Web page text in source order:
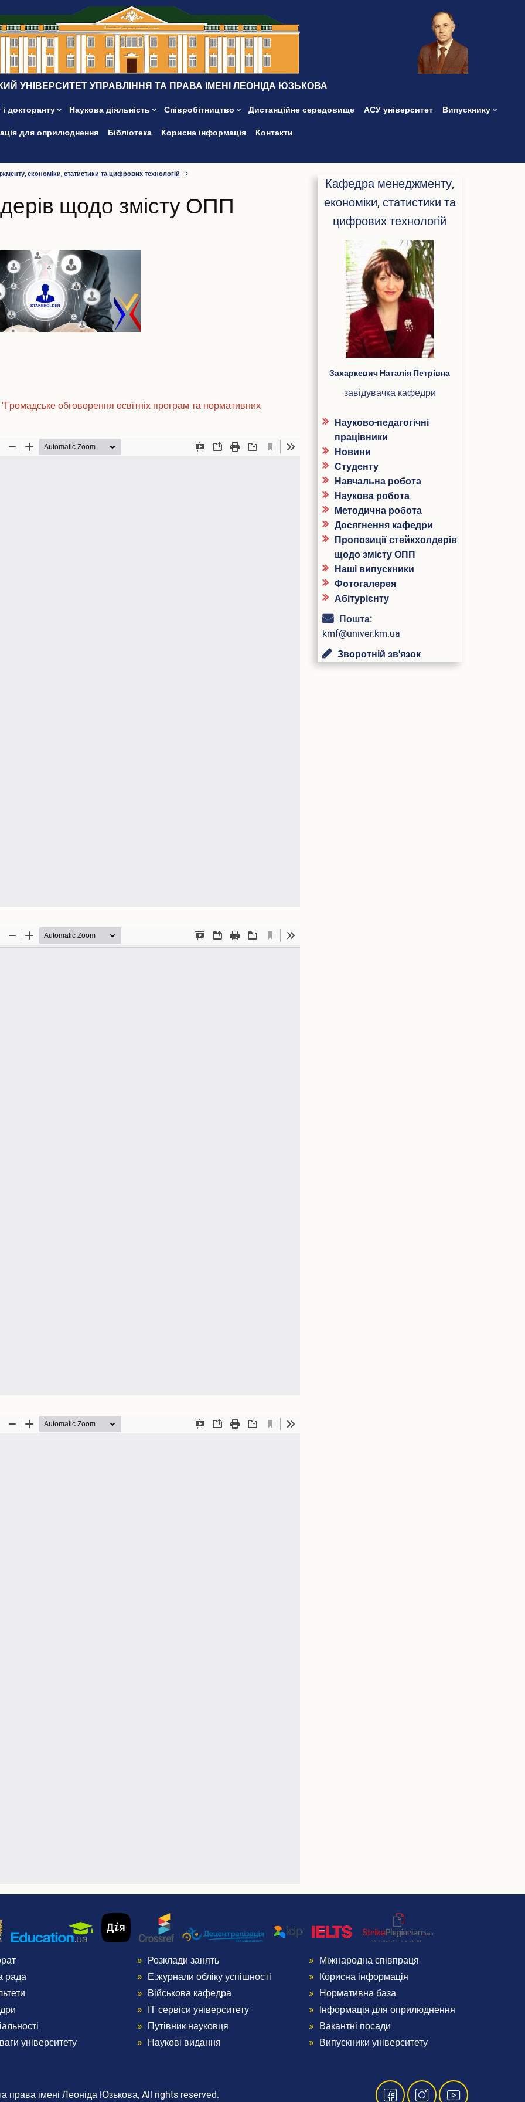
УНІВЕРСИТЕТ УПРАВЛІННЯ ТА ПРАВА ІМЕНІ ЛЕОНІДА ЮЗЬКОВА
докторанту Наукова діяльність Співробітництво Дистанційне середовище АСУ університет
Випускнику
для оприлюднення
Бібліотека Корисна інформація Контакти
економіки, статистики та цифрових технологій
щодо змісту ОПП
обговорення освітніх програм та нормативних
Кафедра менеджменту,
економіки, статистики та
цифрових технологій
ПІБ
Захаркевич Наталія Петрівна
завідувачка кафедри
Науково-педагогічні
працівники
Новини
Студенту
Навчальна робота
Наукова робота
Методична робота
Досягнення кафедри
Пропозиції стейкхолдерів
щодо змісту ОПП
Наші випускники
Фотогалерея
Абітурієнту
Пошта:
kmf@univer.km.ua
Зворотній зв'язок
рада
університету
Menu
Footer
3
Розклади занять
Е.журнали обліку успішності
Військова кафедра
ІТ сервіси університету
Путівник науковця
Наукові видання
Menu
Footer
4
Міжнародна співпраця
Корисна інформація
Нормативна база
Інформація для оприлюднення
Вакантні посади
Випускники університету
права імені Леоніда Юзькова, All rights reserved.